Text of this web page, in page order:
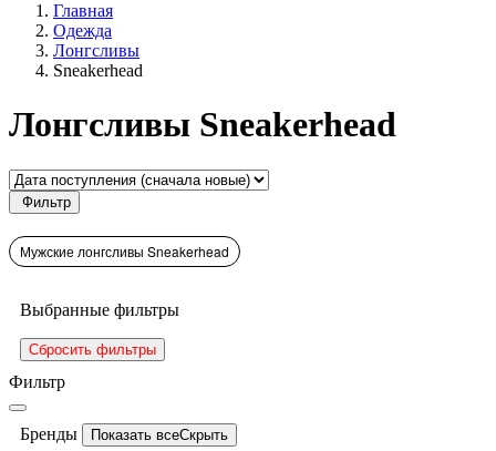
Главная
Одежда
Лонгсливы
Sneakerhead
Лонгсливы Sneakerhead
Фильтр
Мужские лонгсливы Sneakerhead
Выбранные фильтры
Сбросить фильтры
Фильтр
Бренды Показать всеСкрыть